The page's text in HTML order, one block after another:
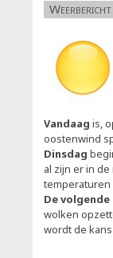
Weerbericht
Vandaag is,
oostenwind
Dinsdag
al zijn er in
temperaturen
De volgende
wolken
wordt de